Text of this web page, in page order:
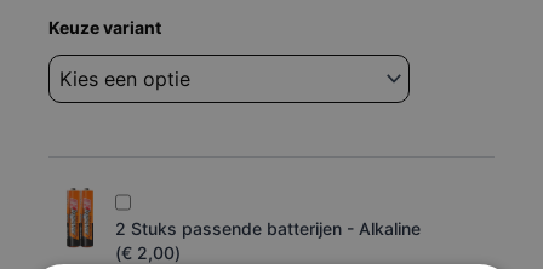
Keuze variant
2 Stuks passende batterijen - Alkaline
(€ 2,00)
Afstandsbediening
DVD
video
infrared